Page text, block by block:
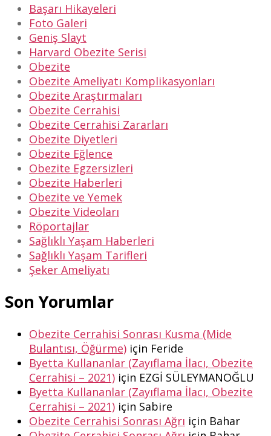
Başarı Hikayeleri
Foto Galeri
Geniş Slayt
Harvard Obezite Serisi
Obezite
Obezite Ameliyatı Komplikasyonları
Obezite Araştırmaları
Obezite Cerrahisi
Obezite Cerrahisi Zararları
Obezite Diyetleri
Obezite Eğlence
Obezite Egzersizleri
Obezite Haberleri
Obezite ve Yemek
Obezite Videoları
Röportajlar
Sağlıklı Yaşam Haberleri
Sağlıklı Yaşam Tarifleri
Şeker Ameliyatı
Son Yorumlar
Obezite Cerrahisi Sonrası Kusma (Mide
Bulantısı, Öğürme) için Feride
Byetta Kullananlar (Zayıflama İlacı, Obezite
Cerrahisi – 2021) için EZGİ SÜLEYMANOĞLU
Byetta Kullananlar (Zayıflama İlacı, Obezite
Cerrahisi – 2021) için Sabire
Obezite Cerrahisi Sonrası Ağrı için Bahar